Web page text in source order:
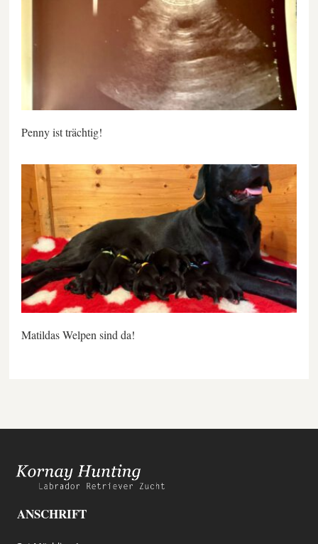
Penny ist trächtig!
Matildas Welpen sind da!
ANSCHRIFT